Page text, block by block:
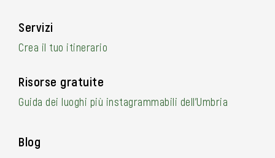
Servizi
Crea il tuo itinerario
Risorse gratuite
Guida dei luoghi più instagrammabili dell’Umbria
Blog